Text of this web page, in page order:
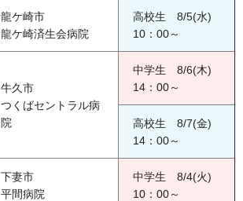
龍ケ崎市
龍ケ崎済生会病院
高校生 8/5(水)
10：00～
牛久市
つくばセントラル病
院
中学生 8/6(木)
14：00～
高校生 8/7(金)
14：00～
下妻市
平間病院
中学生 8/4(火)
10：00～